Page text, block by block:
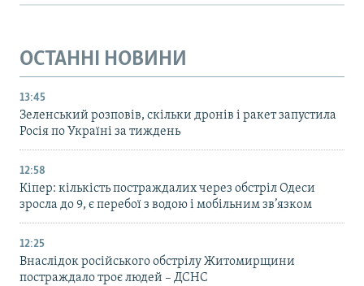
ОСТАННІ НОВИНИ
13:45
Зеленський розповів, скільки дронів і ракет запустила
Росія по Україні за тиждень
12:58
Кіпер: кількість постраждалих через обстріл Одеси
зросла до 9, є перебої з водою і мобільним зв’язком
12:25
Внаслідок російського обстрілу Житомирщини
постраждало троє людей – ДСНС